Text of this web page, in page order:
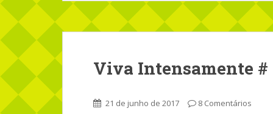
Viva Intensamente #
21 de junho de 2017 8 Comentários